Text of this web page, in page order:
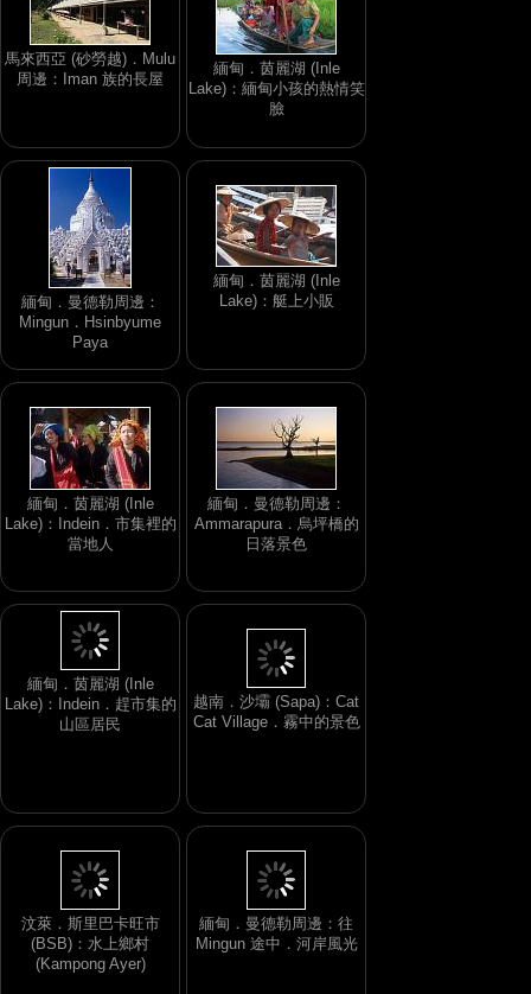
馬來西亞 (砂勞越)．Mulu
周邊：Iman 族的長屋
緬甸．茵麗湖 (Inle
Lake)：緬甸小孩的熱情笑
臉
緬甸．曼德勒周邊：
Mingun．Hsinbyume
Paya
緬甸．茵麗湖 (Inle
Lake)：艇上小販
緬甸．茵麗湖 (Inle
Lake)：Indein．市集裡的
當地人
緬甸．曼德勒周邊：
Ammarapura．烏坪橋的
日落景色
越南．沙壩 (Sapa)：Cat
汶萊．斯里巴卡旺市
(BSB)：水上鄉村
緬甸．曼德勒周邊：往